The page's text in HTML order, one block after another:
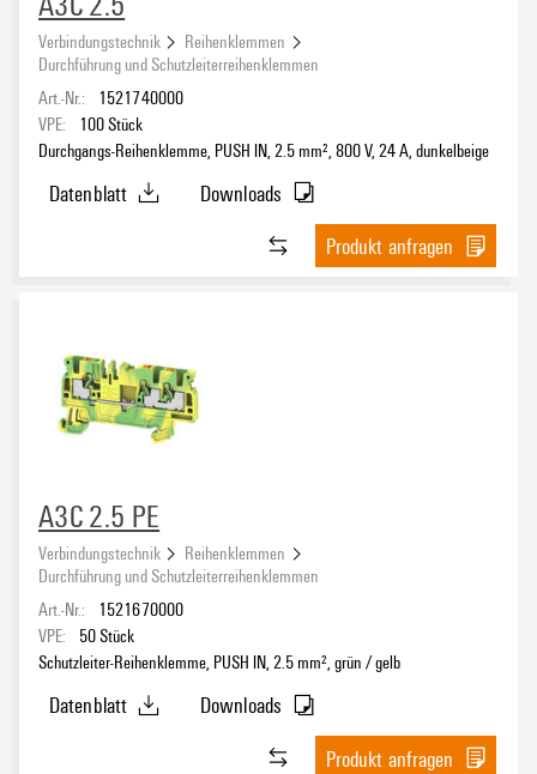
Verbindungstechnik
Reihenklemmen
Durchführung und Schutzleiterreihenklemmen
Art.-Nr.:
1521740000
VPE:
100Stück
Durchgangs-Reihenklemme, PUSH IN, 2.5 mm², 800 V, 24 A, dunkelbeige
Datenblatt
Downloads
Produkt anfragen
A3C 2.5 PE
Verbindungstechnik
Reihenklemmen
Durchführung und Schutzleiterreihenklemmen
Art.-Nr.:
1521670000
VPE:
50Stück
Schutzleiter-Reihenklemme, PUSH IN, 2.5 mm², grün / gelb
Datenblatt
Downloads
Produkt anfragen